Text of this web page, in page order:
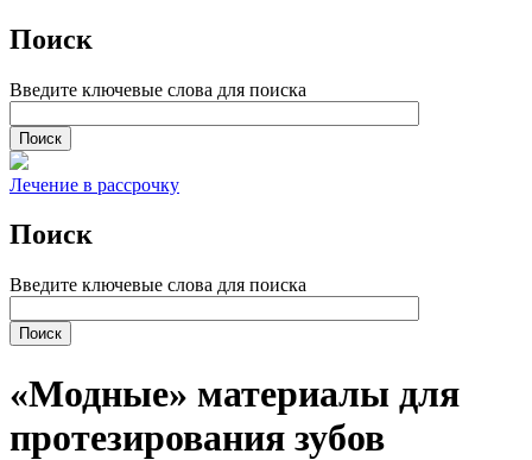
Поиск
Введите ключевые слова для поиска
Лечение в рассрочку
Поиск
Введите ключевые слова для поиска
«Модные» материалы для
протезирования зубов